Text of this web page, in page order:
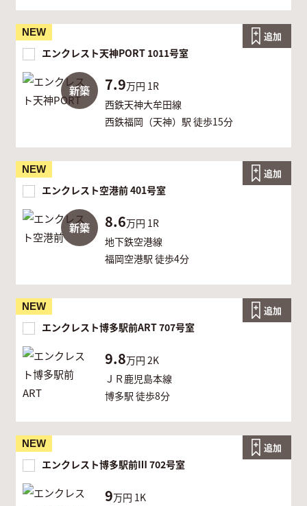
NEW
新築
エンクレスト天神PORT 1011号室
7.9万円 1R
西鉄天神大牟田線
西鉄福岡（天神）駅 徒歩15分
追加
NEW
新築
エンクレスト空港前 401号室
8.6万円 1R
地下鉄空港線
福岡空港駅 徒歩4分
追加
NEW
エンクレスト博多駅前ART 707号室
9.8万円2K
ＪＲ鹿児島本線
博多駅 徒歩8分
追加
NEW
エンクレスト博多駅前Ⅲ 702号室
9万円 1K
追加